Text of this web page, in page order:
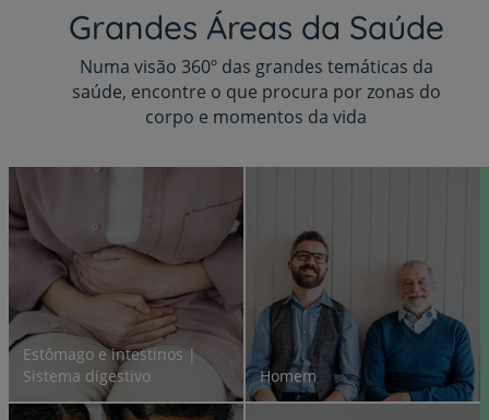
Grandes Áreas da Saúde
Numa visão 360º das grandes temáticas da
saúde, encontre o que procura por zonas do
corpo e momentos da vida
Estômago e intestinos |
Sistema digestivo
Homem